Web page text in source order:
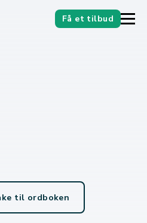
Få et tilbud
til ordboken